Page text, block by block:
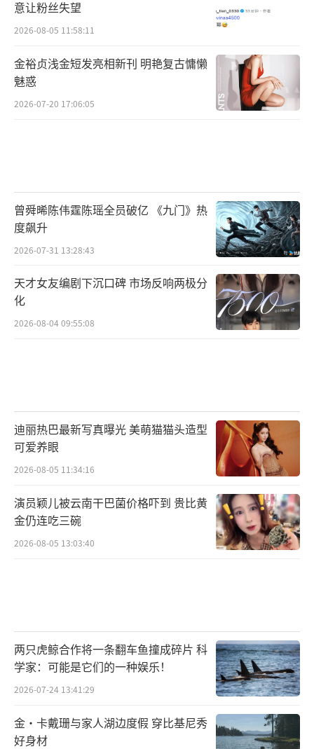
意让粉丝失望
2026-08-05 11:58:11
金裕贞浅金短发亮相新刊 明艳复古慵懒
魅惑
2026-07-20 17:06:05
曾舜晞陈伟霆陈瑶全员破亿 《九门》热
度飙升
2026-07-31 13:28:43
天才女友编剧下沉口碑 市场反响两极分
化
2026-08-04 09:55:08
迪丽热巴最新写真曝光 美萌猫猫头造型
可爱养眼
2026-08-05 11:34:16
演员颖儿被云南干巴菌价格吓到 贵比黄
金仍连吃三碗
2026-08-05 13:03:40
两只虎鲸合作将一条翻车鱼撞成碎片 科
学家：可能是它们的一种娱乐！
2026-07-24 13:41:29
金·卡戴珊与家人湖边度假 穿比基尼秀
好身材